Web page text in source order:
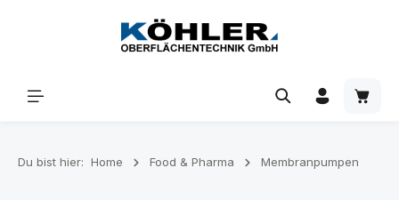
Zum Hauptinhalt springen
Du bist hier: Home Food & Pharma Membranpumpen